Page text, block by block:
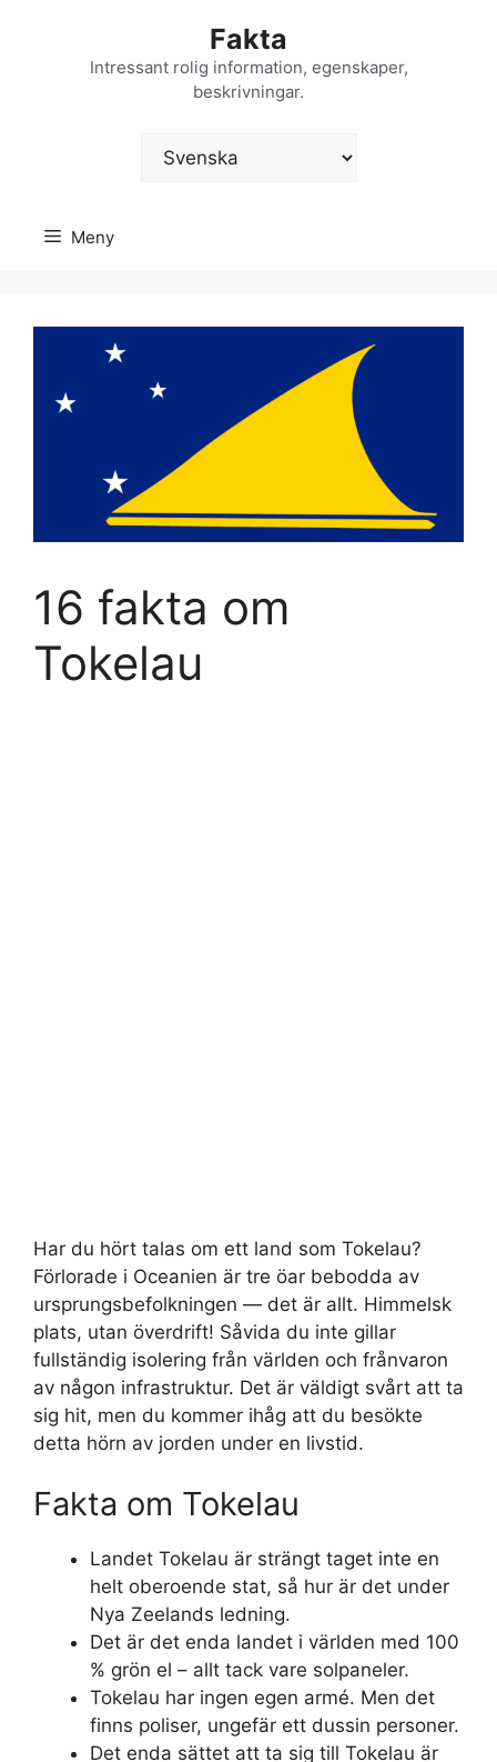
Fakta
Intressant rolig information, egenskaper,
beskrivningar.
Välj
Meny
16 fakta om
Tokelau
Har du hört talas om ett land som Tokelau?
Förlorade i Oceanien är tre öar bebodda av
ursprungsbefolkningen — det är allt. Himmelsk
plats, utan överdrift! Såvida du inte gillar
fullständig isolering från världen och frånvaron
av någon infrastruktur. Det är väldigt svårt att ta
sig hit, men du kommer ihåg att du besökte
detta hörn av jorden under en livstid.
Fakta om Tokelau
Landet Tokelau är strängt taget inte en
helt oberoende stat, så hur är det under
Nya Zeelands ledning.
Det är det enda landet i världen med 100
% grön el – allt tack vare solpaneler.
Tokelau har ingen egen armé. Men det
finns poliser, ungefär ett dussin personer.
Det enda sättet att ta sig till Tokelau är